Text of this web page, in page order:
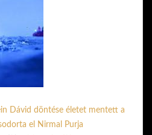
Dávid döntése életet mentett a
el Nirmal Purja